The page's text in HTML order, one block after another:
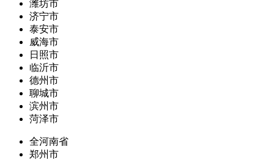
潍坊市
济宁市
泰安市
威海市
日照市
临沂市
德州市
聊城市
滨州市
菏泽市
全河南省
郑州市